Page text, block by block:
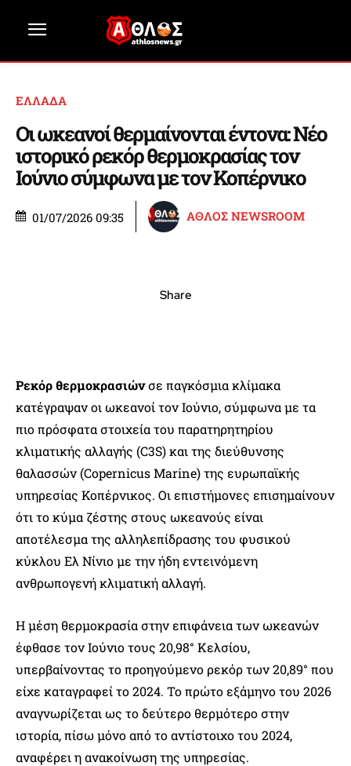
ΕΛΛΑΔΑ
Οι ωκεανοί θερμαίνονται έντονα: Νέο
ιστορικό ρεκόρ θερμοκρασίας τον
Ιούνιο σύμφωνα με τον Κοπέρνικο
01/07/2026 09:35 ΑΘΛΟΣ NEWSROOM
Share
Ρεκόρ θερμοκρασιώνσε παγκόσμια κλίμακα
κατέγραψαν οι ωκεανοί τον Ιούνιο, σύμφωνα με τα
πιο πρόσφατα στοιχεία του παρατηρητηρίου
κλιματικής αλλαγής (C3S) και της διεύθυνσης
θαλασσών (Copernicus Marine) της ευρωπαϊκής
υπηρεσίας Κοπέρνικος. Οι επιστήμονες επισημαίνουν
ότι το κύμα ζέστης στους ωκεανούς είναι
αποτέλεσμα της αλληλεπίδρασης του φυσικού
κύκλου Ελ Νίνιο με την ήδη εντεινόμενη
ανθρωπογενή κλιματική αλλαγή.
Η μέση θερμοκρασία στην επιφάνεια των ωκεανών
έφθασε τον Ιούνιο τους 20,98° Κελσίου,
υπερβαίνοντας το προηγούμενο ρεκόρ των 20,89° που
είχε καταγραφεί το 2024. Το πρώτο εξάμηνο του 2026
αναγνωρίζεται ως το δεύτερο θερμότερο στην
ιστορία, πίσω μόνο από το αντίστοιχο του 2024,
αναφέρει η ανακοίνωση της υπηρεσίας.